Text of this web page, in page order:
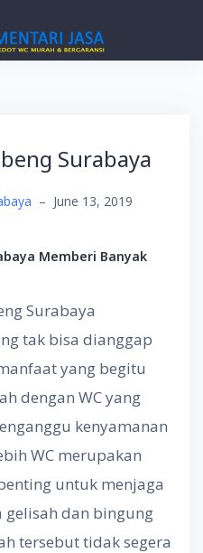
Surabaya
– June 13, 2019
Memberi Banyak
Surabaya
tak bisa dianggap
yang begitu
dengan WC yang
kenyamanan
WC merupakan
untuk menjaga
gelisah dan bingung
tersebut tidak segera